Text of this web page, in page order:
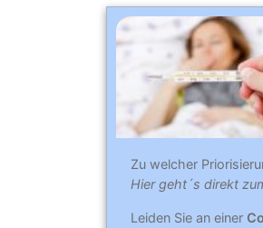
Zu welcher
Hier geht´s direkt
Leiden Sie an einer